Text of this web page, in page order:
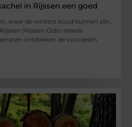
in Rijssen een goed
waar de winters koud kunnen zijn,
(Rijssen Gids) steeds
ontdekken de voordelen